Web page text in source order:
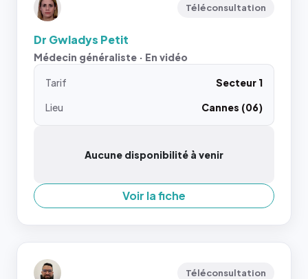
Téléconsultation
Dr Gwladys Petit
Médecin généraliste · En vidéo
Tarif
Secteur 1
Lieu
Cannes (06)
Aucune disponibilité à venir
Voir la fiche
Téléconsultation